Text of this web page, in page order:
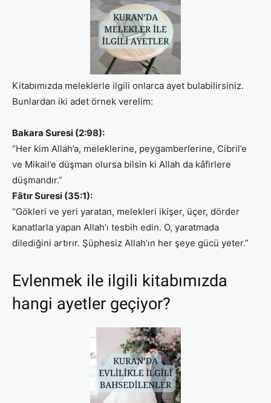
Kitabımızda meleklerle ilgili onlarca ayet bulabilirsiniz.
Bunlardan iki adet örnek verelim:
Bakara Suresi (2:98):
“Her kim Allah’a, meleklerine, peygamberlerine, Cibril’e
ve Mikail’e düşman olursa bilsin ki Allah da kâfirlere
düşmandır.”
Fâtır Suresi (35:1):
“Gökleri ve yeri yaratan, melekleri ikişer, üçer, dörder
kanatlarla yapan Allah’ı tesbih edin. O, yaratmada
dilediğini artırır. Şüphesiz Allah’ın her şeye gücü yeter.”
Evlenmek ile ilgili kitabımızda
hangi ayetler geçiyor?